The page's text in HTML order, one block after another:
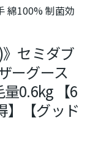
綿100% 制菌効
セミダブ
ーグース
0.6kg 【6
】【グッド